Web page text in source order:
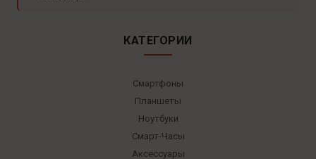
КАТЕГОРИИ
Смартфоны
Планшеты
Ноутбуки
Смарт-Часы
Аксессуары